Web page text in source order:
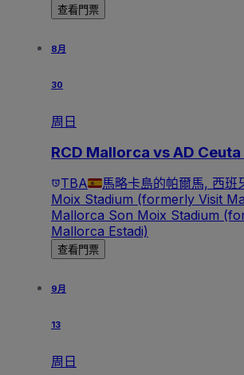
查看門票
8月
30
周日
RCD Mallorca vs AD Ceuta
TBA 馬略卡島的帕爾馬, 西班
Moix Stadium (formerly Visit
Mallorca Son Moix Stadium
Mallorca Estadi)
查看門票
9月
13
周日